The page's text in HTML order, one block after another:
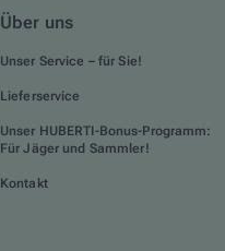
Über uns
Unser Service – für Sie!
Lieferservice
Unser HUBERTI-Bonus-Programm:
Für Jäger und Sammler!
Kontakt